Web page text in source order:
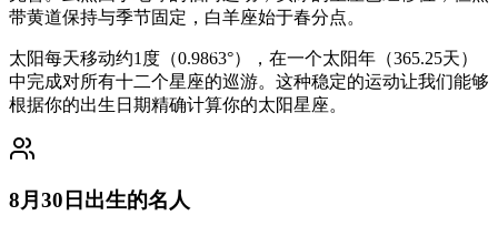
带黄道保持与季节固定，白羊座始于春分点。
太阳每天移动约1度（0.9863°），在一个太阳年（365.25天）
中完成对所有十二个星座的巡游。这种稳定的运动让我们能够
根据你的出生日期精确计算你的太阳星座。
8月30日出生的名人